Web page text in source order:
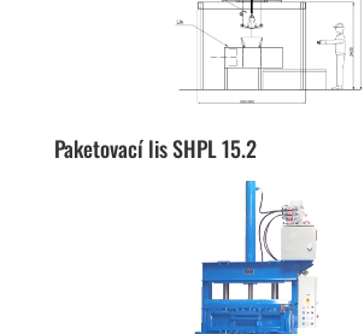
Paketovací lis SHPL 15.2